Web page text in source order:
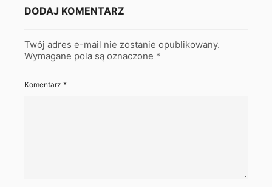
DODAJ KOMENTARZ
Twój adres e-mail nie zostanie opublikowany.
Wymagane pola są oznaczone *
Komentarz *